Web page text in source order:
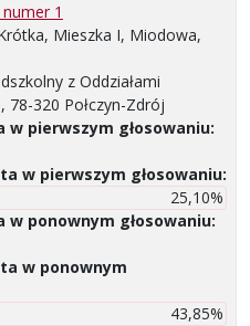
1
Mieszka I, Miodowa,
z Oddziałami
78-320 Połczyn-Zdrój
w pierwszym głosowaniu:
w pierwszym głosowaniu:
25,10%
w ponownym głosowaniu:
w ponownym
43,85%